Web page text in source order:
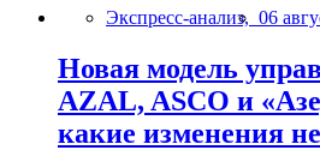
Экспресс-анализ, 06
Новая модель
AZAL, ASCO и
какие изменения